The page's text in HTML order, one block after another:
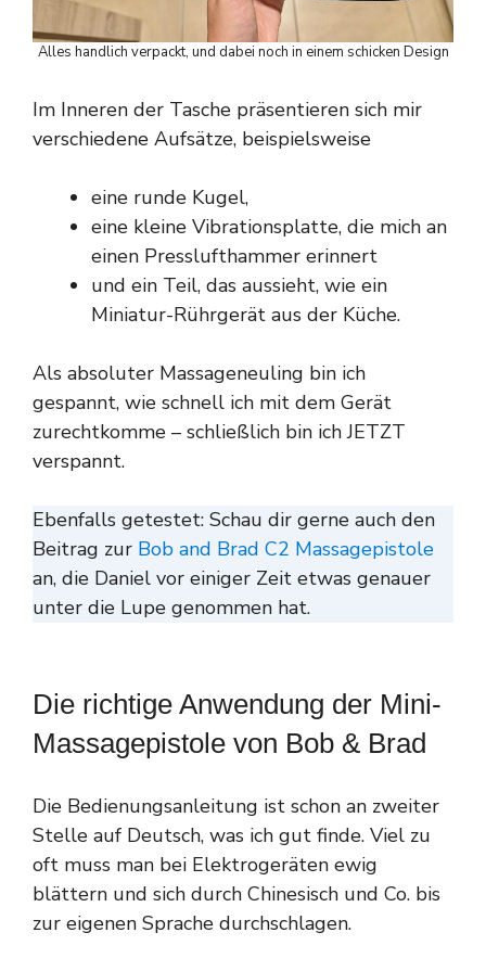
Alles handlich verpackt, und dabei noch in einem schicken Design
Im Inneren der Tasche präsentieren sich mir
verschiedene Aufsätze, beispielsweise
eine runde Kugel,
eine kleine Vibrationsplatte, die mich an
einen Presslufthammer erinnert
und ein Teil, das aussieht, wie ein
Miniatur-Rührgerät aus der Küche.
Als absoluter Massageneuling bin ich
gespannt, wie schnell ich mit dem Gerät
zurechtkomme – schließlich bin ich JETZT
verspannt.
Ebenfalls getestet: Schau dir gerne auch den
Beitrag zur Bob and Brad C2 Massagepistole
an, die Daniel vor einiger Zeit etwas genauer
unter die Lupe genommen hat.
Die richtige Anwendung der Mini-
Massagepistole von Bob & Brad
Die Bedienungsanleitung ist schon an zweiter
Stelle auf Deutsch, was ich gut finde. Viel zu
oft muss man bei Elektrogeräten ewig
blättern und sich durch Chinesisch und Co. bis
zur eigenen Sprache durchschlagen.